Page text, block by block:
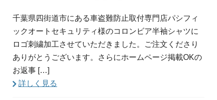
千葉県四街道市にある車盗難防止取付専門店パシフィ
ックオートセキュリティ様のコロンビア半袖シャツに
ロゴ刺繍加工させていただきました。ご注文くださり
ありがとうございます。さらにホームページ掲載OKの
お返事 […]
詳しく見る